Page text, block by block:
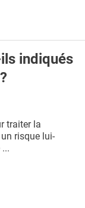
ils indiqués
traiter la
risque lui-